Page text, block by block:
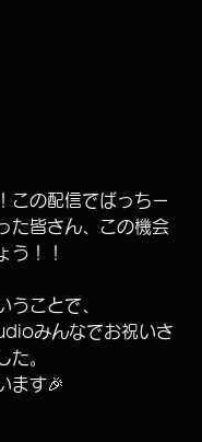
この配信でばっちー
た皆さん、この機会
う！！
うことで、
みんなでお祝いさ
た。
ます🎉